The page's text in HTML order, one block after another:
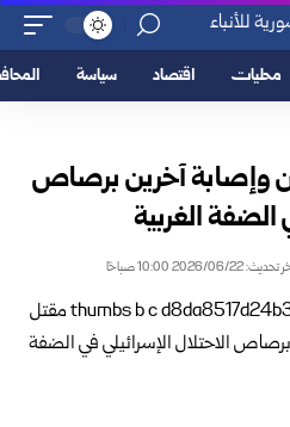
محليات اقتصاد سياسة
وإصابة آخرين برصاص
الضفة الغربية
2026/06/22 10:00 صباحًا